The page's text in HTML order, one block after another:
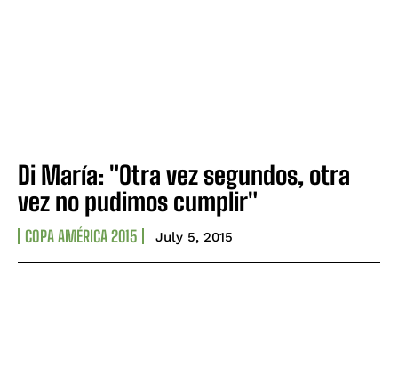
Di María: "Otra vez segundos, otra
vez no pudimos cumplir"
COPA AMÉRICA 2015 July 5, 2015